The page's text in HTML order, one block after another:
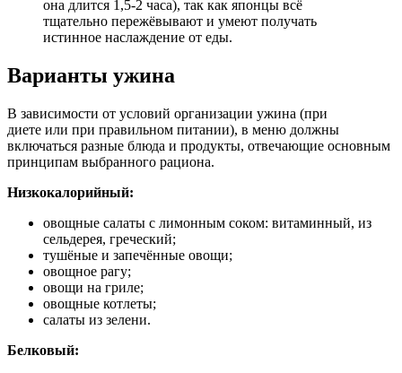
она длится 1,5-2 часа), так как японцы всё
тщательно пережёвывают и умеют получать
истинное наслаждение от еды.
Варианты ужина
В зависимости от условий организации ужина (при
диете или при правильном питании), в меню должны
включаться разные блюда и продукты, отвечающие основным
принципам выбранного рациона.
Низкокалорийный:
овощные салаты с лимонным соком: витаминный, из
сельдерея, греческий;
тушёные и запечённые овощи;
овощное рагу;
овощи на гриле;
овощные котлеты;
салаты из зелени.
Белковый: